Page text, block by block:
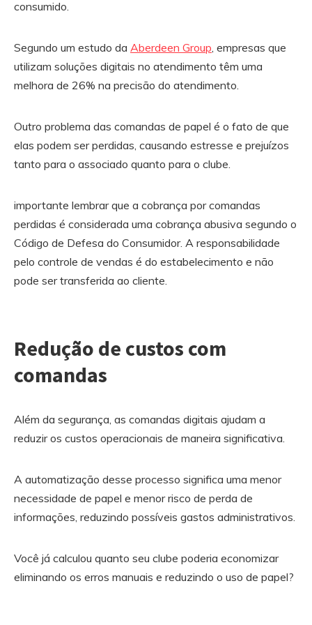
consumido.
Segundo um estudo da Aberdeen Group, empresas que
utilizam soluções digitais no atendimento têm uma
melhora de 26% na precisão do atendimento.
Outro problema das comandas de papel é o fato de que
elas podem ser perdidas, causando estresse e prejuízos
tanto para o associado quanto para o clube.
importante lembrar que a cobrança por comandas
perdidas é considerada uma cobrança abusiva segundo o
Código de Defesa do Consumidor. A responsabilidade
pelo controle de vendas é do estabelecimento e não
pode ser transferida ao cliente.
Redução de custos com
comandas
Além da segurança, as comandas digitais ajudam a
reduzir os custos operacionais de maneira significativa.
A automatização desse processo significa uma menor
necessidade de papel e menor risco de perda de
informações, reduzindo possíveis gastos administrativos.
Você já calculou quanto seu clube poderia economizar
eliminando os erros manuais e reduzindo o uso de papel?